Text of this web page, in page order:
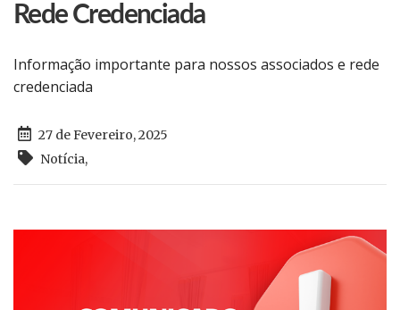
Rede Credenciada
Informação importante para nossos associados e rede
credenciada
27 de Fevereiro, 2025
Notícia,